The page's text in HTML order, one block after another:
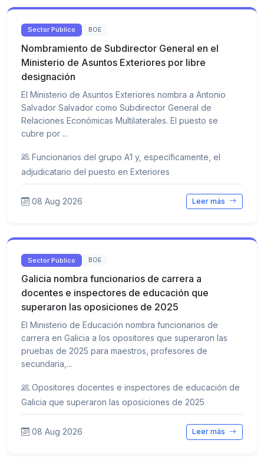
Sector Público BOE
Nombramiento de Subdirector General en el
Ministerio de Asuntos Exteriores por libre
designación
El Ministerio de Asuntos Exteriores nombra a Antonio
Salvador Salvador como Subdirector General de
Relaciones Económicas Multilaterales. El puesto se
cubre por ...
Funcionarios del grupo A1 y, específicamente, el
adjudicatario del puesto en Exteriores
08 Aug 2026 Leer más
Sector Público BOE
Galicia nombra funcionarios de carrera a
docentes e inspectores de educación que
superaron las oposiciones de 2025
El Ministerio de Educación nombra funcionarios de
carrera en Galicia a los opositores que superaron las
pruebas de 2025 para maestros, profesores de
secundaria,...
Opositores docentes e inspectores de educación de
Galicia que superaron las oposiciones de 2025
08 Aug 2026 Leer más